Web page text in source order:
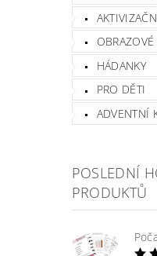
HÁDANKY
PRO DĚTI
ADVENTNÍ
POSLEDNÍ
PRODUKTŮ